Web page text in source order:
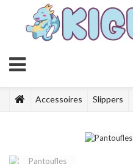
Accessoires Slippers